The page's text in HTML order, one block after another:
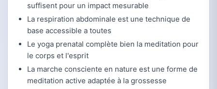
suffisent pour un impact mesurable
La respiration abdominale est une technique de
base accessible a toutes
Le yoga prenatal complète bien la meditation pour
le corps et l'esprit
La marche consciente en nature est une forme de
meditation active adaptée à la grossesse